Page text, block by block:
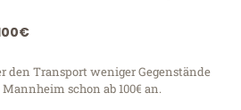
den Transport weniger Gegenstände
schon ab 100€ an.